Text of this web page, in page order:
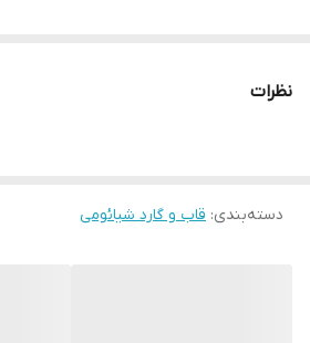
نظرات
دسته‌بندی: قاب و گارد شیائومی